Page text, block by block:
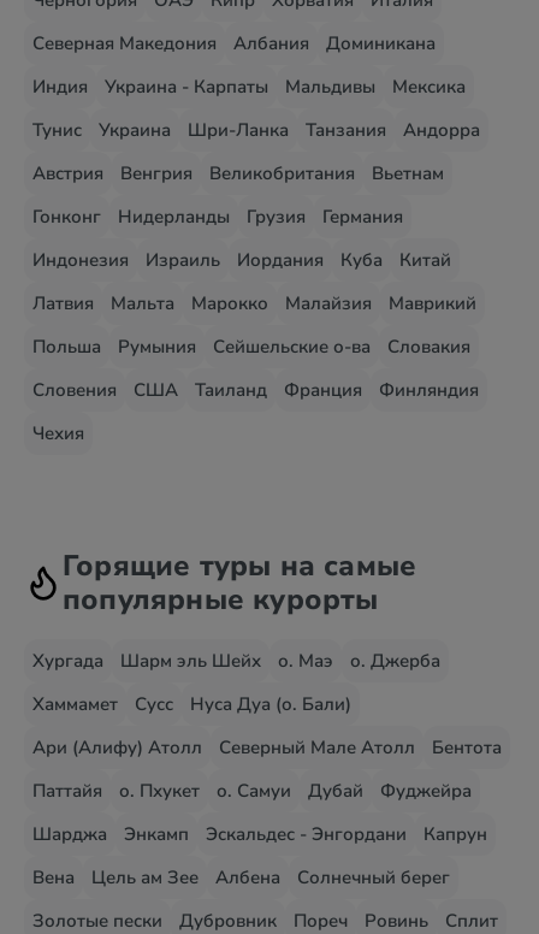
Северная Македония
Албания
Доминикана
Индия
Украина - Карпаты Мальдивы
Мексика
Тунис
Украина Шри-Ланка Танзания
Андорра
Австрия
Венгрия Великобритания
Вьетнам
Гонконг
Нидерланды Грузия
Германия
Индонезия
Израиль Иордания Куба
Китай
Латвия
Мальта Марокко Малайзия
Маврикий
Польша
Румыния Сейшельские о-ва
Словакия
Словения
США Таиланд Франция
Финляндия
Чехия
Горящие туры на самые
популярные курорты
Хургада Шарм эль Шейх о. Маэ
о. Джерба
Хаммамет
Сусс
Нуса Дуа (о. Бали)
Ари (Алифу) Атолл
Северный Мале Атолл
Бентота
Паттайя
о. Пхукет о. Самуи Дубай
Фуджейра
Шарджа
Энкамп Эскальдес - Энгордани
Капрун
Вена
Цель ам Зее Албена
Солнечный берег
Золотые пески
Дубровник Пореч Ровинь
Сплит